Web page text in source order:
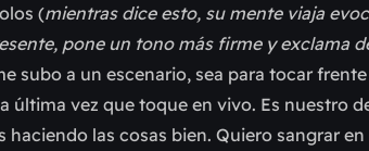
(mientras dice esto, su mente viaja
pone un tono más firme y exclama
subo a un escenario, sea para tocar
vez que toque en vivo. Es nuestro
las cosas bien. Quiero sangrar